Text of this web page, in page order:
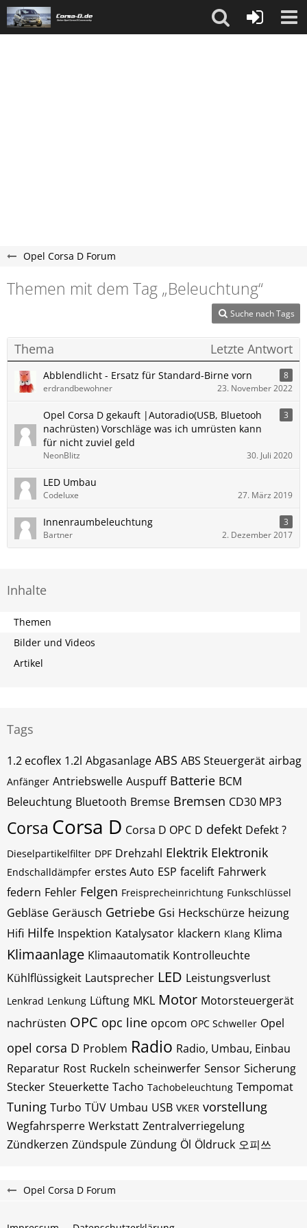
Opel Corsa D Forum
Themen mit dem Tag „Beleuchtung“
Suche nach Tags
Thema Letzte Antwort
Abblendlicht - Ersatz für Standard-Birne vorn
8
erdrandbewohner
23. November 2022
Opel Corsa D gekauft |Autoradio(USB, Bluetooh
nachrüsten) Vorschläge was ich umrüsten kann
für nicht zuviel geld
3
NeonBlitz 30. Juli 2020
LED Umbau
Codeluxe 27. März 2019
Innenraumbeleuchtung
3
Bartner
2. Dezember 2017
Inhalte
Themen
Bilder und Videos
Artikel
Tags
1.2 ecoflex 1.2l Abgasanlage ABS ABS Steuergerät airbag
Anfänger Antriebswelle Auspuff Batterie BCM
Beleuchtung Bluetooth Bremse Bremsen CD30 MP3
Corsa Corsa D Corsa D OPC D defekt Defekt ?
Dieselpartikelfilter DPF Drehzahl Elektrik Elektronik
Endschalldämpfer erstes Auto ESP facelift Fahrwerk
federn Fehler Felgen Freisprecheinrichtung Funkschlüssel
Gebläse Geräusch Getriebe Gsi Heckschürze heizung
Hifi Hilfe Inspektion Katalysator klackern Klang Klima
Klimaanlage Klimaautomatik Kontrolleuchte
Kühlflüssigkeit Lautsprecher LED Leistungsverlust
Lenkrad Lenkung Lüftung MKL Motor Motorsteuergerät
nachrüsten OPC opc line opcom OPC Schweller Opel
opel corsa D Problem Radio Radio, Umbau, Einbau
Reparatur Rost Ruckeln scheinwerfer Sensor Sicherung
Stecker Steuerkette Tacho Tachobeleuchtung Tempomat
Tuning Turbo TÜV Umbau USB VKER vorstellung
Wegfahrsperre Werkstatt Zentralverriegelung
Zündkerzen Zündspule Zündung Öl Öldruck 오피쓰
Opel Corsa D Forum